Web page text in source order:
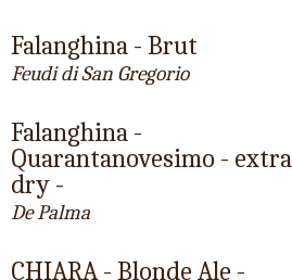
Falanghina - Brut
Feudi di San Gregorio
Falanghina -
Quarantanovesimo - extra
dry -
De Palma
CHIARA - Blonde Ale -